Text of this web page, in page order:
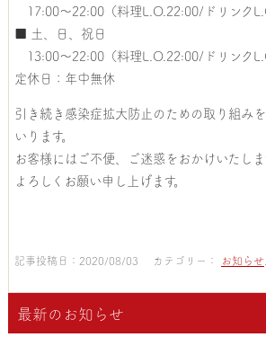
17:00～22:00（料理L.O.22:00/ドリンク
■ 土、日、祝日
13:00～22:00（料理L.O.22:00/ドリンク
定休日：年中無休
引き続き感染症拡大防止のための取り組み
いります。
お客様にはご不便、ご迷惑をおかけいたし
よろしくお願い申し上げます。
記事投稿日：2020/08/03 カテゴリー： お知らせ
最新のお知らせ